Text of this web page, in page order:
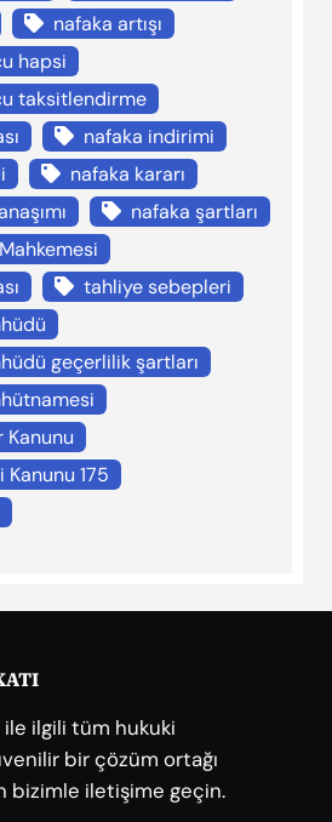
nafaka artışı
hapsi
taksitlendirme
nafaka indirimi
nafaka kararı
nafaka şartları
tahliye sebepleri
geçerlilik şartları
Kanunu
Kanunu 175
ilgili tüm hukuki
bir çözüm ortağı
bizimle iletişime geçin.